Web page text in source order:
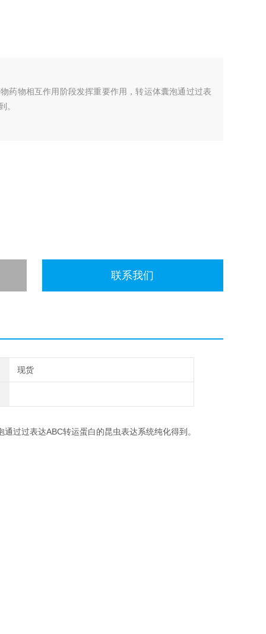
药物相互作用阶段发挥重要作用，转运体囊泡通过过表
。
联系我们
现货
过过表达ABC转运蛋白的昆虫表达系统纯化得到。